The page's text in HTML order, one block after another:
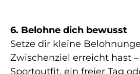
6. Belohne dich bewusst
Setze dir kleine
Zwischenziel erreicht hast
Sportoutfit, ein freier Tag